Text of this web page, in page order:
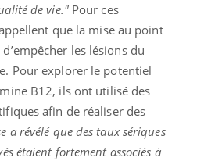
de vie."Pour ces
que la mise au point
les lésions du
Pour explorer le potentiel
B12, ils ont utilisé des
afin de réaliser des
a révélé que des taux sériques
étaient fortement associés à